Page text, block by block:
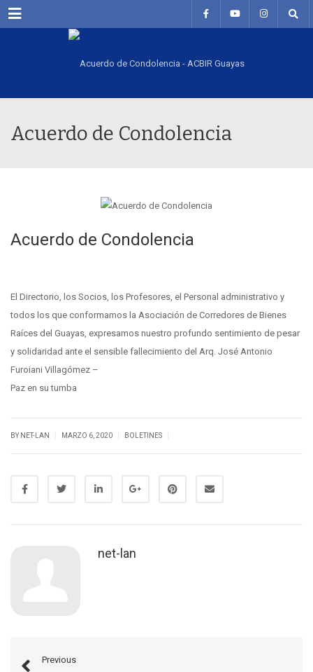
Menu
Acuerdo de Condolencia
Acuerdo de Condolencia
El Directorio, los Socios, los Profesores, el Personal administrativo y
todos los que conformamos la Asociación de Corredores de Bienes
Raíces del Guayas, expresamos nuestro profundo sentimiento de pesar
y solidaridad ante el sensible fallecimiento del Arq. José Antonio
Furoiani Villagómez –
Paz en su tumba
BY NET-LAN MARZO 6, 2020 BOLETINES
net-lan
Previous